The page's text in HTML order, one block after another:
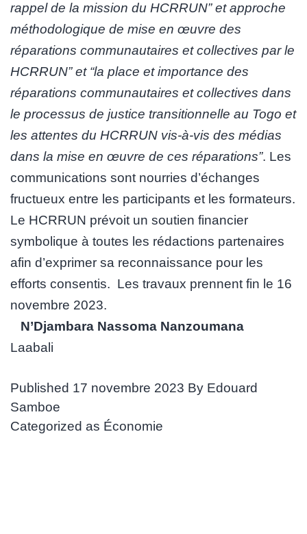
rappel de la mission du HCRRUN” et approche
méthodologique de mise en œuvre des
réparations communautaires et collectives par le
HCRRUN” et “la place et importance des
réparations communautaires et collectives dans
le processus de justice transitionnelle au Togo et
les attentes du HCRRUN vis-à-vis des médias
dans la mise en œuvre de ces réparations”. Les
communications sont nourries d’échanges
fructueux entre les participants et les formateurs.
Le HCRRUN prévoit un soutien financier
symbolique à toutes les rédactions partenaires
afin d’exprimer sa reconnaissance pour les
efforts consentis. Les travaux prennent fin le 16
novembre 2023.
N’Djambara Nassoma Nanzoumana
Published 17 novembre 2023 By Edouard
Samboe
Categorized as Économie